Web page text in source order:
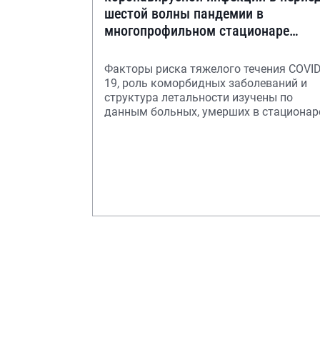
шестой волны пандемии в
многопрофильном стационаре
Факторы риска тяжелого течения
19, роль коморбидных заболеваний и
структура летальности изучены по
данным больных, умерших в